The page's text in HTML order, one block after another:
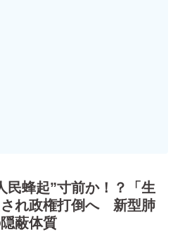
民蜂起”寸前か！？「生
れ政権打倒へ 新型肺
蔽体質